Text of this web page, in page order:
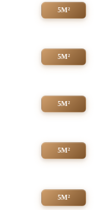
5М²
5М²
5М²
5М²
5М²